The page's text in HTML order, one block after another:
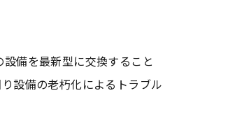
備を最新型に交換すること
設備の老朽化によるトラブル